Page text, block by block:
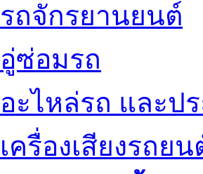
รถจักรยานยนต์
อู่ซ่อมรถ
อะไหล่รถ และป
เครื่องเสียงรถยน